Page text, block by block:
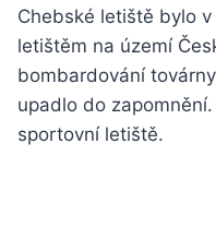
Chebské letiště bylo
letištěm na území
bombardování
upadlo do
sportovní letiště.